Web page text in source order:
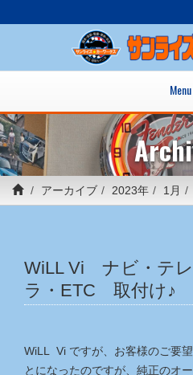
Menu
アーカイブ 2023年 1月
WiLL Vi ナビ・テ
ラ・ETC 取付け♪
WiLL Vi ですが、お客様のご要
とになったのですが、純正のオ